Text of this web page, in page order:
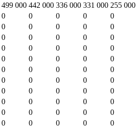
499 000 442 000 336 000 331 000 255 000
0 0 0 0 0
0 0 0 0 0
0 0 0 0 0
0 0 0 0 0
0 0 0 0 0
0 0 0 0 0
0 0 0 0 0
0 0 0 0 0
0 0 0 0 0
0 0 0 0 0
0 0 0 0 0